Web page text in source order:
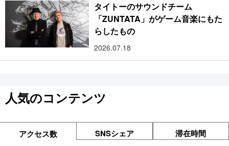
タイトーのサウンドチーム
「ZUNTATA」がゲーム音楽にもた
らしたもの
2026.07.18
人気のコンテンツ
アクセス数 SNSシェア 滞在時間